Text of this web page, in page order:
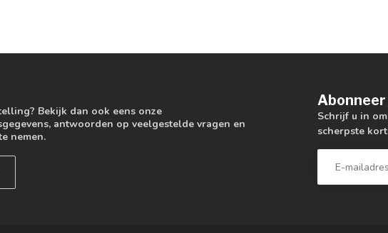
Bekijk dan ook eens onze
antwoorden op veelgestelde vragen en
nemen.
Schrijf u in
scherpste